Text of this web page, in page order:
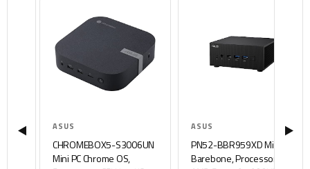
ASUS
CHROMEBOX5-S3006UN
Mini PC Chrome OS,
ASUS
PN52-BBR959XD Mini PC
Barebone, Processore